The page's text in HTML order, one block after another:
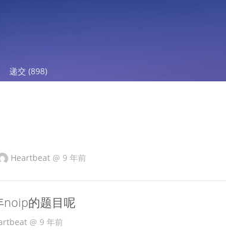
递交 (898)
Heartbeat @ 9 年前
noip的题目呢
@ 9 年前